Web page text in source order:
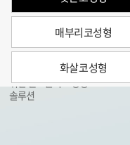
외
의
&. AND. PLASTIC SURGERY
앤드 유형별 코 성형
아름답고 조화로운 얼굴을
위한앤드만의 코성형
솔루션
매부리코성형
화살코성형